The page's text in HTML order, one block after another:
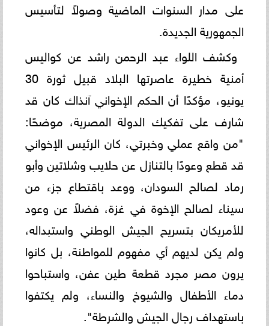
على مدار السنوات الماضية وصولاً لتأسيس
الجمهورية الجديدة.
وكشف اللواء عبد الرحمن راشد عن كواليس
أمنية خطيرة عاصرتها البلاد قبيل ثورة 30
يونيو، مؤكدًا أن الحكم الإخواني آنذاك كان قد
شارف على تفكيك الدولة المصرية، موضحًا:
"من واقع عملي وخبرتي، كان الرئيس الإخواني
قد قطع وعودًا بالتنازل عن حلايب وشلاتين وأبو
رماد لصالح السودان، ووعد باقتطاع جزء من
سيناء لصالح الإخوة في غزة، فضلاً عن وعود
للأمريكان بتسريح الجيش الوطني واستبداله،
ولم يكن لديهم أي مفهوم للمواطنة، بل كانوا
يرون مصر مجرد قطعة طين عفن، واستباحوا
دماء الأطفال والشيوخ والنساء، ولم يكتفوا
باستهداف رجال الجيش والشرطة".